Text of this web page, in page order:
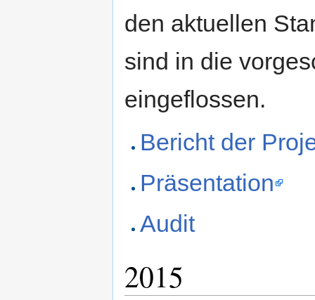
den aktuellen
sind in die
eingeflossen.
Bericht der
Präsentation
Audit
2015